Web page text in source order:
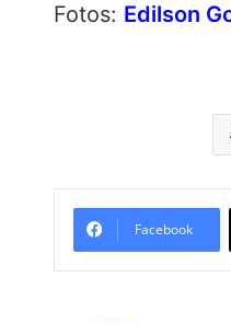
Fotos: Edilson
Facebook